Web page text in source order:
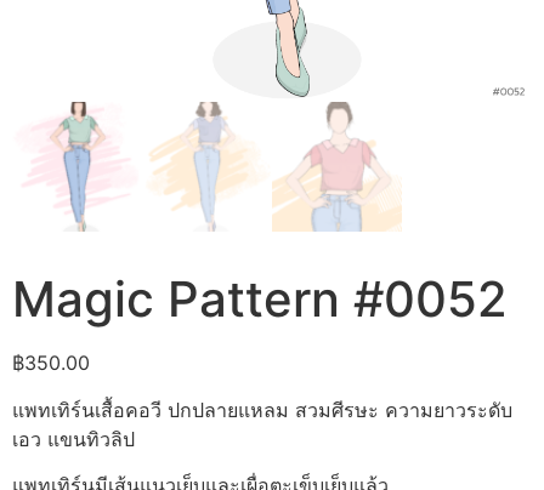
Magic Pattern #0052
฿350.00
แพทเทิร์นเสื้อคอวี ปกปลายแหลม สวมศีรษะ ความยาวระดับ
เอว แขนทิวลิป